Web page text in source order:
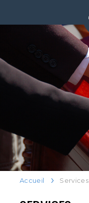
Accueil Services